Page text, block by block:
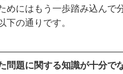
めにはもう一歩踏み込んで
下の通りです。
題に関する知識が十分で